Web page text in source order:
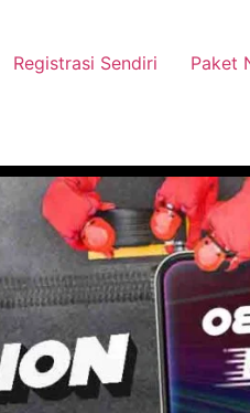
Registrasi Sendiri Paket